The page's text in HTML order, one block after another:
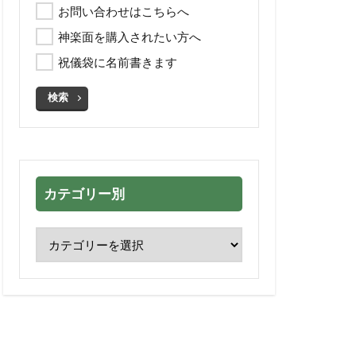
お問い合わせはこちらへ
神楽面を購入されたい方へ
祝儀袋に名前書きます
検索
カテゴリー別